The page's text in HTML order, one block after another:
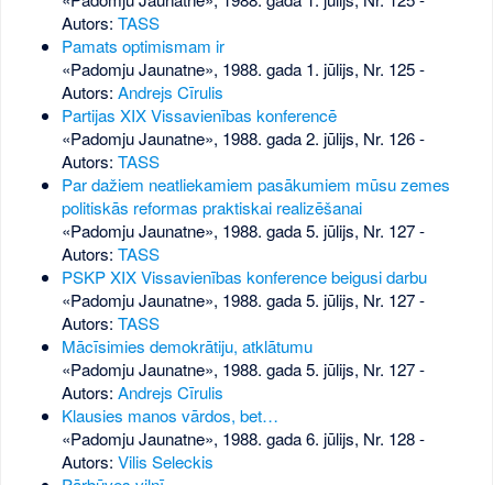
Autors: TASS
Pamats optimismam ir
«Padomju Jaunatne», 1988. gada 1. jūlijs, Nr. 125-
Autors: Andrejs Cīrulis
Partijas XIX Vissavienības konferencē
«Padomju Jaunatne», 1988. gada 2. jūlijs, Nr. 126-
Autors: TASS
Par dažiem neatliekamiem pasākumiem mūsu zemes
politiskās reformas praktiskai realizēšanai
«Padomju Jaunatne», 1988. gada 5. jūlijs, Nr. 127-
Autors: TASS
PSKP XIX Vissavienības konference beigusi darbu
«Padomju Jaunatne», 1988. gada 5. jūlijs, Nr. 127-
Autors: TASS
Mācīsimies demokrātiju, atklātumu
«Padomju Jaunatne», 1988. gada 5. jūlijs, Nr. 127-
Autors: Andrejs Cīrulis
Klausies manos vārdos, bet…
«Padomju Jaunatne», 1988. gada 6. jūlijs, Nr. 128-
Autors: Vilis Seleckis